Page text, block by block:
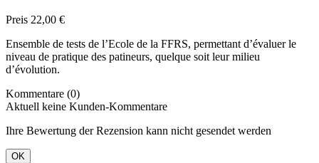
Preis 22,00 €
Ensemble de tests de l’Ecole de la FFRS, permettant d’évaluer le
niveau de pratique des patineurs, quelque soit leur milieu
d’évolution.
Kommentare (0)
Aktuell keine Kunden-Kommentare
Ihre Bewertung der Rezension kann nicht gesendet werden
OK